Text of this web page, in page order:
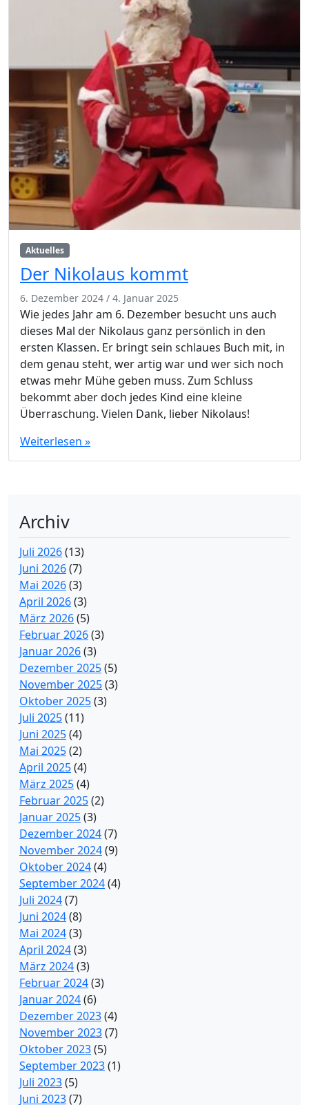
Aktuelles
Der Nikolaus kommt
6. Dezember 2024 / 4. Januar 2025
Wie jedes Jahr am 6. Dezember besucht uns auch
dieses Mal der Nikolaus ganz persönlich in den
ersten Klassen. Er bringt sein schlaues Buch mit, in
dem genau steht, wer artig war und wer sich noch
etwas mehr Mühe geben muss. Zum Schluss
bekommt aber doch jedes Kind eine kleine
Überraschung. Vielen Dank, lieber Nikolaus!
Weiterlesen »
Archiv
Juli 2026(13)
Juni 2026(7)
Mai 2026(3)
April 2026(3)
März 2026(5)
Februar 2026(3)
Januar 2026(3)
Dezember 2025(5)
November 2025(3)
Oktober 2025(3)
Juli 2025(11)
Juni 2025(4)
Mai 2025(2)
April 2025(4)
März 2025(4)
Februar 2025(2)
Januar 2025(3)
Dezember 2024(7)
November 2024(9)
Oktober 2024(4)
September 2024(4)
Juli 2024(7)
Juni 2024(8)
Mai 2024(3)
April 2024(3)
März 2024(3)
Februar 2024(3)
Januar 2024(6)
Dezember 2023(4)
November 2023(7)
Oktober 2023(5)
September 2023(1)
Juli 2023(5)
Juni 2023(7)